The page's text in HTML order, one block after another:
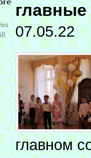
главные
07.05.22
главном